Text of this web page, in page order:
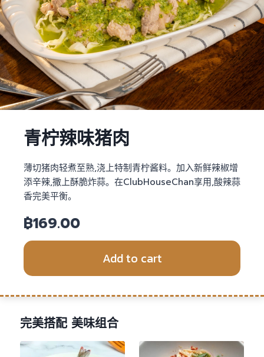
青柠辣味猪肉
薄切猪肉轻煮至熟,浇上特制青柠酱料。加入新鲜辣椒增
添辛辣,撒上酥脆炸蒜。在ClubHouseChan享用,酸辣蒜
香完美平衡。
฿169.00
Add to cart
完美搭配 美味组合